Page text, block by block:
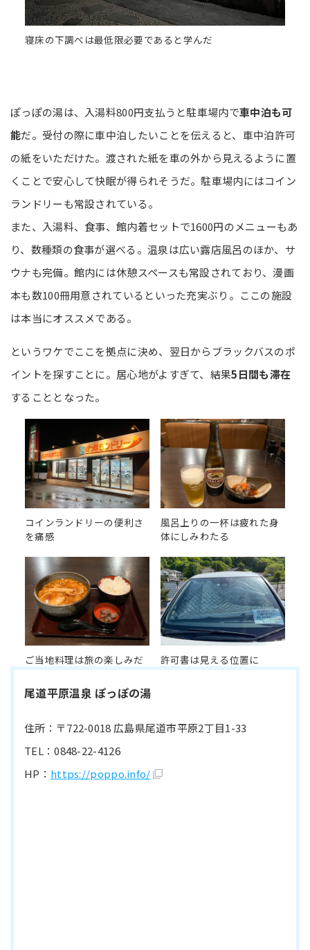
寝床の下調べは最低限必要であると学んだ
ぽっぽの湯は、入湯料800円支払うと駐車場内で車中泊も可
能だ。受付の際に車中泊したいことを伝えると、車中泊許可
の紙をいただけた。渡された紙を車の外から見えるように置
くことで安心して快眠が得られそうだ。駐車場内にはコイン
ランドリーも常設されている。
また、入湯料、食事、館内着セットで1600円のメニューもあ
り、数種類の食事が選べる。温泉は広い露店風呂のほか、サ
ウナも完備。館内には休憩スペースも常設されており、漫画
本も数100冊用意されているといった充実ぶり。ここの施設
は本当にオススメである。
というワケでここを拠点に決め、翌日からブラックバスのポ
イントを探すことに。居心地がよすぎて、結果5日間も滞在
することとなった。
コインランドリーの便利さ
を痛感
風呂上りの一杯は疲れた身
体にしみわたる
ご当地料理は旅の楽しみだ 許可書は見える位置に
尾道平原温泉 ぽっぽの湯
住所：〒722-0018 広島県尾道市平原2丁目1-33
TEL：0848-22-4126
HP： https://poppo.info/